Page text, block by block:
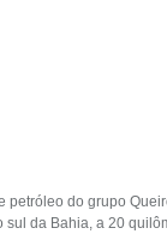
petróleo do grupo
da Bahia, a 20